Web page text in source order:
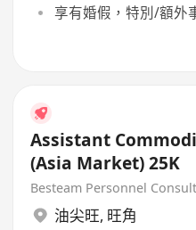
享有婚假，特別/額外
Assistant
(Asia Market) 25K
Besteam Personnel
油尖旺, 旺角